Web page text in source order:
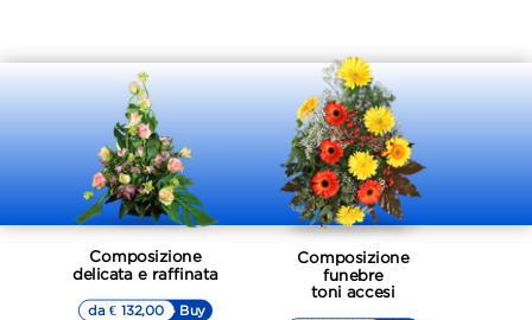
Composizione
delicata e raffinata
▷▷ Buy
da € 132,00
Composizione
funebre
toni accesi